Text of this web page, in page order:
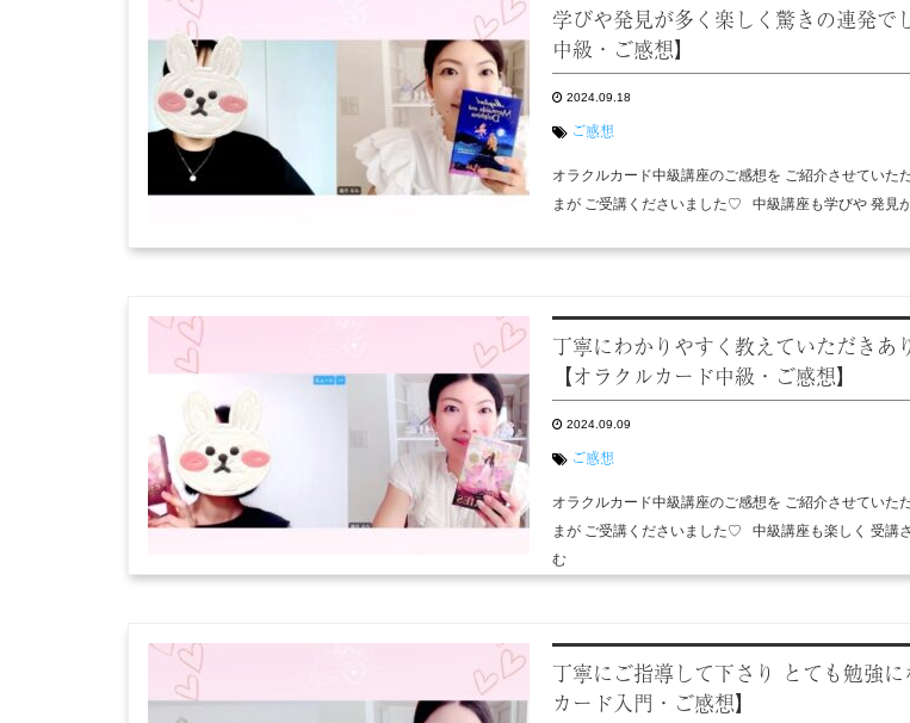
学びや発見が多く楽しく驚きの連発で
中級・ご感想】
2024.09.18
ご感想
オラクルカード中級講座のご感想を ご紹介させてい
まが ご受講くださいました♡ 中級講座も学びや 発見
丁寧にわかりやすく教えていただきあ
【オラクルカード中級・ご感想】
2024.09.09
ご感想
オラクルカード中級講座のご感想を ご紹介させてい
まが ご受講くださいました♡ 中級講座も楽しく 受講
む
丁寧にご指導して下さり とても勉強
カード入門・ご感想】